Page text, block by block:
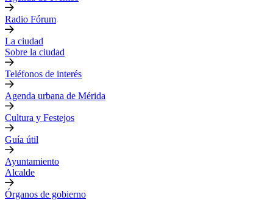
Radio Fórum
La ciudad
Sobre la ciudad
Teléfonos de interés
Agenda urbana de Mérida
Cultura y Festejos
Guía útil
Ayuntamiento
Alcalde
Órganos de gobierno